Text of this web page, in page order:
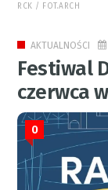
RCK / FOT.ARCH
AKTUALNOŚCI
Festiwal
czerwca
0